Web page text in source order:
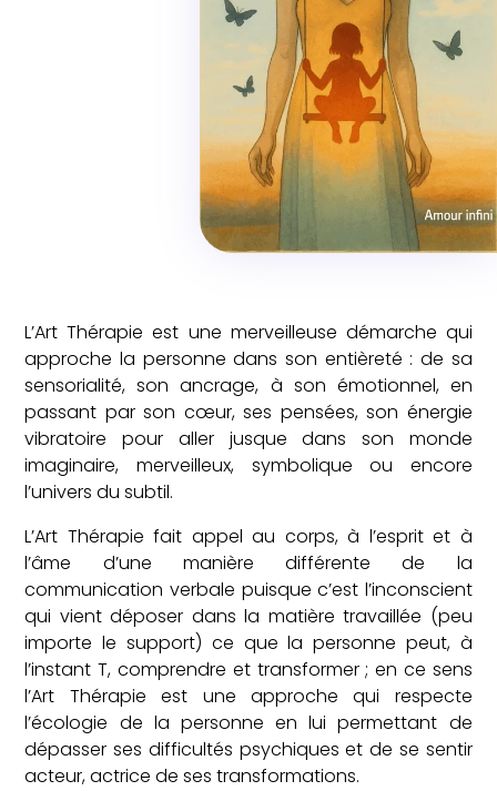
L’Art Thérapie est une merveilleuse démarche qui
approche la personne dans son entièreté : de sa
sensorialité, son ancrage, à son émotionnel, en
passant par son cœur, ses pensées, son énergie
vibratoire pour aller jusque dans son monde
imaginaire, merveilleux, symbolique ou encore
l’univers du subtil.
L’Art Thérapie fait appel au corps, à l’esprit et à
l’âme d’une manière différente de la
communication verbale puisque c’est l’inconscient
qui vient déposer dans la matière travaillée (peu
importe le support) ce que la personne peut, à
l’instant T, comprendre et transformer ; en ce sens
l’Art Thérapie est une approche qui respecte
l’écologie de la personne en lui permettant de
dépasser ses difficultés psychiques et de se sentir
acteur, actrice de ses transformations.